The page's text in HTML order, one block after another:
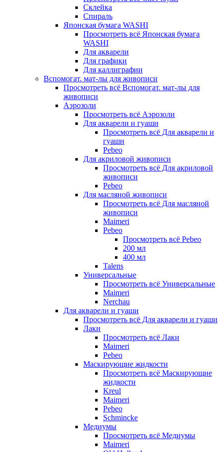
Склейка
Спираль
Японская бумага WASHI
Просмотреть всё Японская бумага
WASHI
Для акварели
Для графики
Для каллиграфии
Вспомогат. мат-лы для живописи
Просмотреть всё Вспомогат. мат-лы для
живописи
Аэрозоли
Просмотреть всё Аэрозоли
Для акварели и гуаши
Просмотреть всё Для акварели и
гуаши
Pebeo
Для акриловой живописи
Просмотреть всё Для акриловой
живописи
Pebeo
Для масляной живописи
Просмотреть всё Для масляной
живописи
Maimeri
Pebeo
Просмотреть всё Pebeo
200 мл
400 мл
Talens
Универсальные
Просмотреть всё Универсальные
Maimeri
Nerchau
Для акварели и гуаши
Просмотреть всё Для акварели и гуаши
Лаки
Просмотреть всё Лаки
Maimeri
Pebeo
Маскирующие жидкости
Просмотреть всё Маскирующие
жидкости
Kreul
Maimeri
Pebeo
Schmincke
Медиумы
Просмотреть всё Медиумы
Maimeri